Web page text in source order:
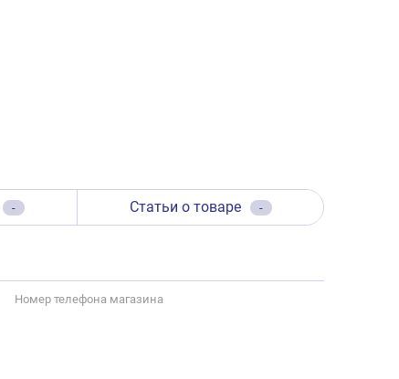
- Статьи о товаре -
Номер телефона магазина